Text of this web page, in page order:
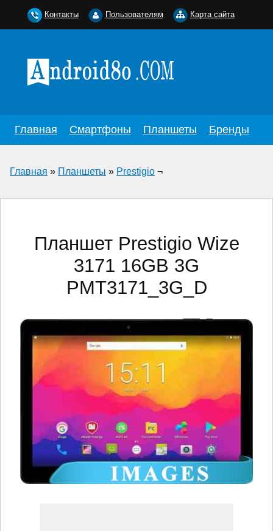
Главная Смартфоны Планшеты Бренды
Главная » Планшеты » Prestigio ¬
Планшет Prestigio Wize
3171 16GB 3G
PMT3171_3G_D
Контакты Пользователям Карта сайта